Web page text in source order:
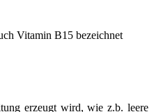
Vitamin B15 bezeichnet
erzeugt wird, wie z.b. leere